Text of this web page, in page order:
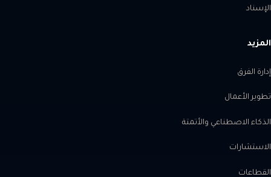
الإسناد
المزيد
إدارة الفرق
تطوير الأعمال
الذكاء الاصطناعي والأتمتة
الاستشارات
القطاعات